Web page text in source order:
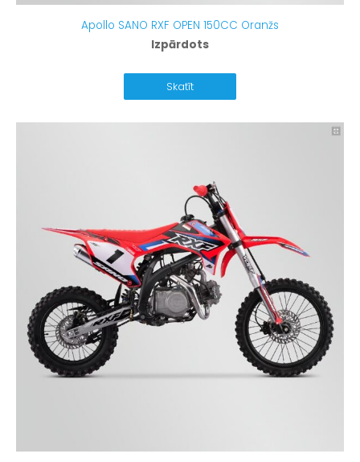
Apollo SANO RXF OPEN 150CC Oranžs
Izpārdots
Skatīt